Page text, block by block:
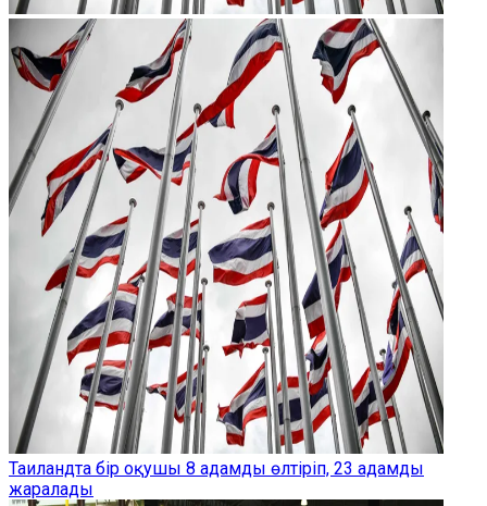
Таиландта бір оқушы 8 адамды өлтіріп, 23 адамды
жаралады